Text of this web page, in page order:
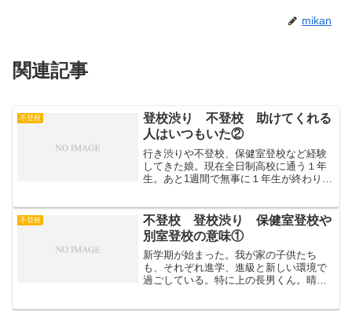
mikan
関連記事
不登校
登校渋り 不登校 助けてくれる
人はいつもいた②
行き渋りや不登校、保健室登校など経験
してきた娘。現在全日制高校に通う１年
生。あと1週間で無事に１年生が終わりそ
校にスムーズに行けないとこで、私は多
分そうでない世界では出...
不登校
不登校 登校渋り 保健室登校や
別室登校の意味①
新学期が始まった。我が家の子供たち
も、それぞれ進学、進級と新しい環境で
過ごしている。特に上の長男くん。晴れ